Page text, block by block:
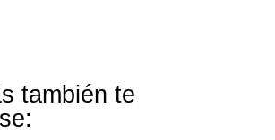
también te